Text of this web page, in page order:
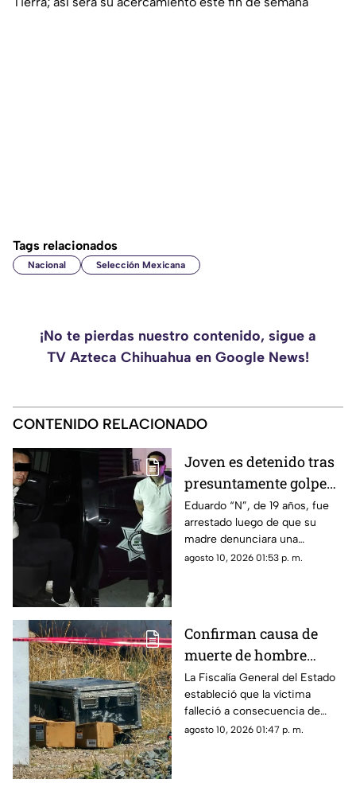
Tags relacionados
Nacional Selección Mexicana
¡No te pierdas nuestro contenido, sigue a
TV Azteca Chihuahua en Google News!
CONTENIDO RELACIONADO
Joven es detenido tras
presuntamente golpear
y amenazar de muerte
a su madre en
Monterrey
Eduardo “N”, de 19 años, fue
arrestado luego de que su
madre denunciara una
agresión física en su domicilio.
agosto 10, 2026 01:53 p. m.
Confirman causa de
muerte de hombre
hallado dentro de un
baúl en Nombre de Dios
La Fiscalía General del Estado
estableció que la víctima
falleció a consecuencia de
heridas producidas por arma
agosto 10, 2026 01:47 p. m.